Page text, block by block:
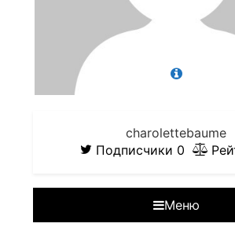
charolettebaume
Подписчики 0
Меню